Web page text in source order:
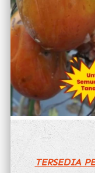
TERSEDIA